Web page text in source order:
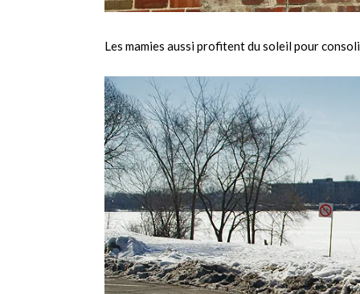
Les mamies aussi profitent du soleil pour